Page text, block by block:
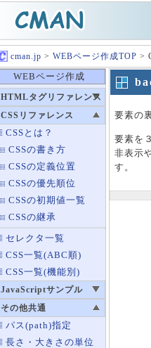
cman.jp > WEBページ作成TOP >
WEBページ作成
HTMLタグリファレンス
CSSリファレンス
CSSとは？
CSSの書き方
CSSの定義位置
CSSの優先順位
CSSの初期値一覧
CSSの継承
セレクタ一覧
CSS一覧(ABC順)
CSS一覧(機能別)
JavaScriptサンプル
その他共通
パス(path)指定
長さ・大きさの単位
要素の
要素を
非表示
す。